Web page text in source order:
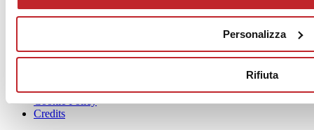
Personalizza
Rifiuta
aziende
Cookie Policy
Credits